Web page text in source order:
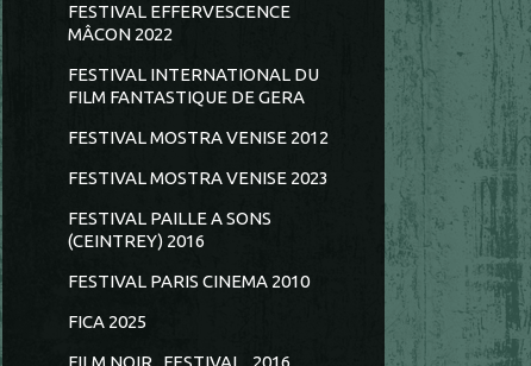
FESTIVAL EFFERVESCENCE
MÂCON 2022
FESTIVAL INTERNATIONAL DU
FILM FANTASTIQUE DE GERA
FESTIVAL MOSTRA VENISE 2012
FESTIVAL MOSTRA VENISE 2023
FESTIVAL PAILLE A SONS
(CEINTREY) 2016
FESTIVAL PARIS CINEMA 2010
FICA 2025